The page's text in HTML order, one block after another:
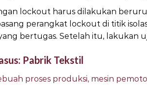
lockout harus dilakukan
perangkat lockout di titik
bertugas. Setelah itu, lakukan
Pabrik Tekstil
proses produksi, mesin